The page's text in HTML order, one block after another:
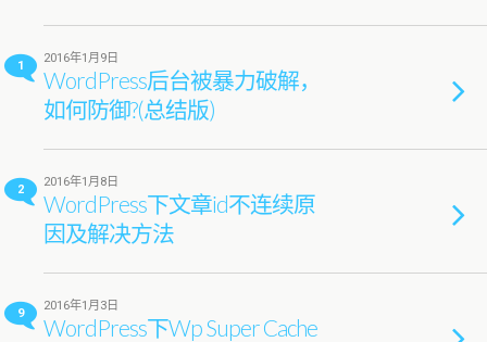
1
2016年1月9日
WordPress后台被暴力破解，
如何防御?(总结版)
2
2016年1月8日
WordPress下文章id不连续原
因及解决方法
9
2016年1月3日
WordPress下Wp Super Cache